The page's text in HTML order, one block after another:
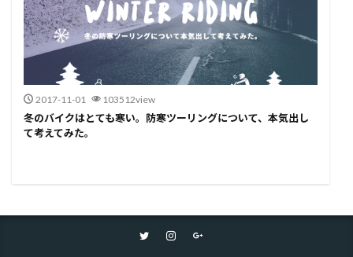
2017-11-01 103512view
冬のバイクはとても寒い。防寒ツーリングについて、本気出し
て考えてみた。